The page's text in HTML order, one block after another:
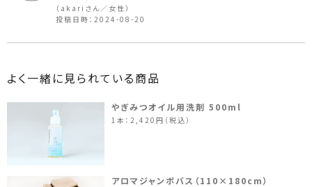
（akariさん／女性）
投稿日時：2024-08-20
よく一緒に見られている商品
やぎみつオイル用洗剤 500ml
1本：2,420円（税込）
アロマジャンボバス（110×180cm）